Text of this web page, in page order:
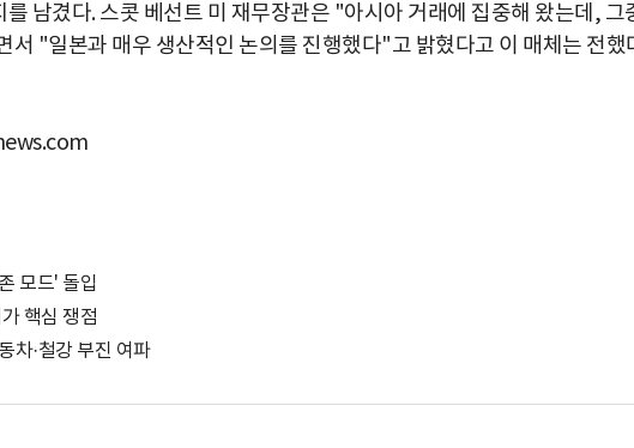
남겼다. 스콧 베선트 미 재무장관은 "아시아 거래에 집중해 왔는데, 그
서 "일본과 매우 생산적인 논의를 진행했다"고 밝혔다고 이 매체는 전했
모드' 돌입
핵심 쟁점
차·철강 부진 여파